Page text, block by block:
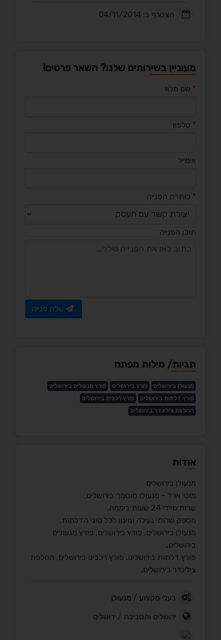
הצטרף ב: 04/11/2014
מעוניין בשירותים שלנו? השאר פרטים!
* שם מלא
* טלפון
אימייל
* כותרת הפנייה
תוכן הפנייה
שלח פנייה
תגיות/ מילות מפתח
מנעולן בירושלים פורץ בירושלים
פורץ מנעולים בירושלים
פורץ דלתות בירושלים
פורץ רכבים בירושלים
החלפת צילינדר בירושלים
אודות
מנעולן בירושלים
מוטי ארד - מנעולן מוסמך בירושלים,
שרות מיידי 24 שעות ביממה,
מספק שרותי נעילה ומיגון לכל סוגי הדלתות,
מנעולן בירושלים, פורץ בירושלים, פורץ מנעולים
בירושלים,
פורץ דלתות בירושלים, פורץ רכבים בירושלים, החלפת
צילינדר בירושלים,
בעלי מקצוע / מנעולן
ירושלים והסביבה / ירושלים